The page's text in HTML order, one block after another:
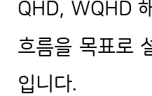
QHD, WQHD
흐름을 목표로
입니다.